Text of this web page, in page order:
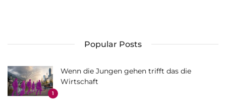
Popular Posts
1
Wenn die Jungen gehen trifft das die
Wirtschaft